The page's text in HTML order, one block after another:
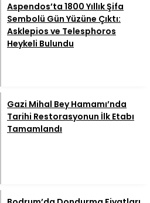
Aspendos’ta 1800 Yıllık Şifa
Sembolü Gün Yüzüne Çıktı:
Asklepios ve Telesphoros
Heykeli Bulundu
Gazi Mihal Bey Hamamı’nda
Tarihi Restorasyonun İlk Etabı
Tamamlandı